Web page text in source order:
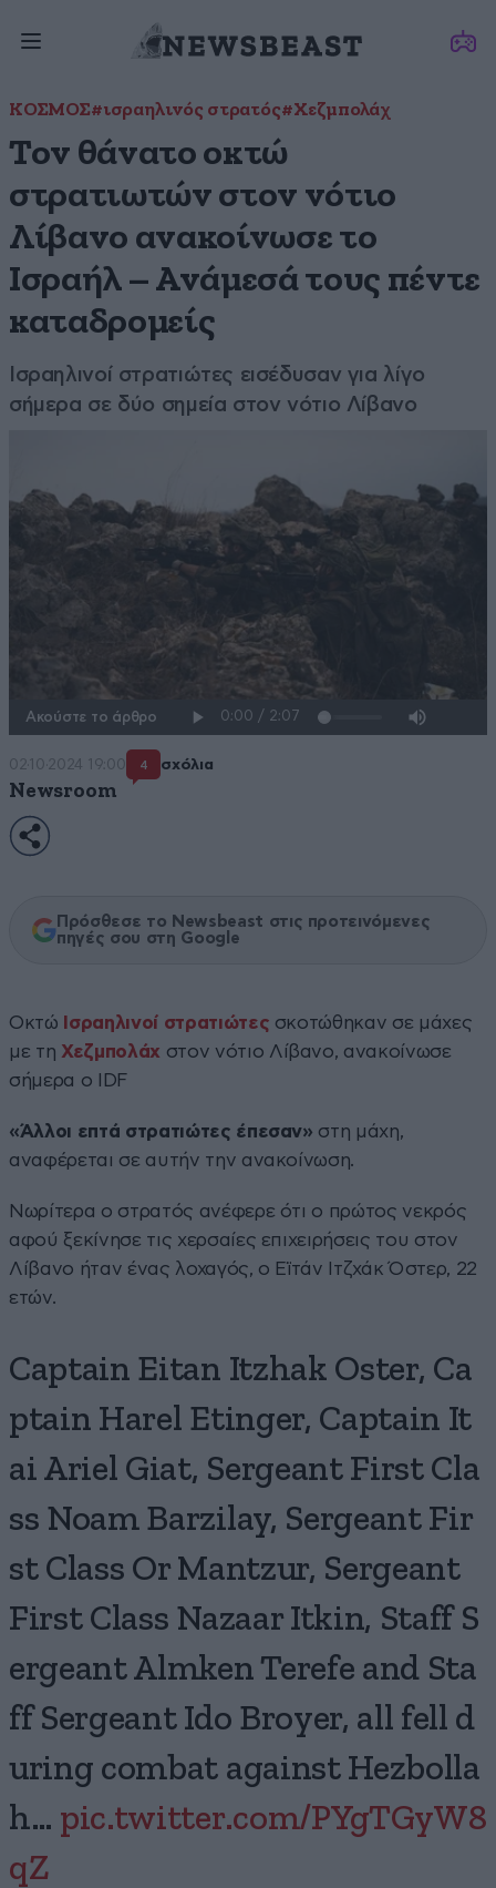
ΚΟΣΜΟΣ#ισραηλινός στρατός#Χεζμπολάχ
Τον θάνατο οκτώ
στρατιωτών στον νότιο
Λίβανο ανακοίνωσε το
Ισραήλ – Ανάμεσά τους πέντε
καταδρομείς
Ισραηλινοί στρατιώτες εισέδυσαν για λίγο
σήμερα σε δύο σημεία στον νότιο Λίβανο
Ακούστε το άρθρο
02·10·2024 19:00 4 σχόλια
Newsroom
Πρόσθεσε το Newsbeast στις προτεινόμενες
πηγές σου στη Google
Οκτώ Ισραηλινοί στρατιώτες σκοτώθηκαν σε μάχες
με τη Χεζμπολάχ στον νότιο Λίβανο, ανακοίνωσε
σήμερα ο IDF
«Άλλοι επτά στρατιώτες έπεσαν» στη μάχη,
αναφέρεται σε αυτήν την ανακοίνωση.
Νωρίτερα ο στρατός ανέφερε ότι ο πρώτος νεκρός
αφού ξεκίνησε τις χερσαίες επιχειρήσεις του στον
Λίβανο ήταν ένας λοχαγός, ο Εϊτάν Ιτζχάκ Όστερ, 22
ετών.
Captain Eitan Itzhak Oster, Ca
ptain Harel Etinger, Captain It
ai Ariel Giat, Sergeant First Cla
ss Noam Barzilay, Sergeant Fir
st Class Or Mantzur, Sergeant
First Class Nazaar Itkin, Staff S
ergeant Almken Terefe and Sta
ff Sergeant Ido Broyer, all fell d
uring combat against Hezbolla
h… pic.twitter.com/PYgTGyW8
qZ